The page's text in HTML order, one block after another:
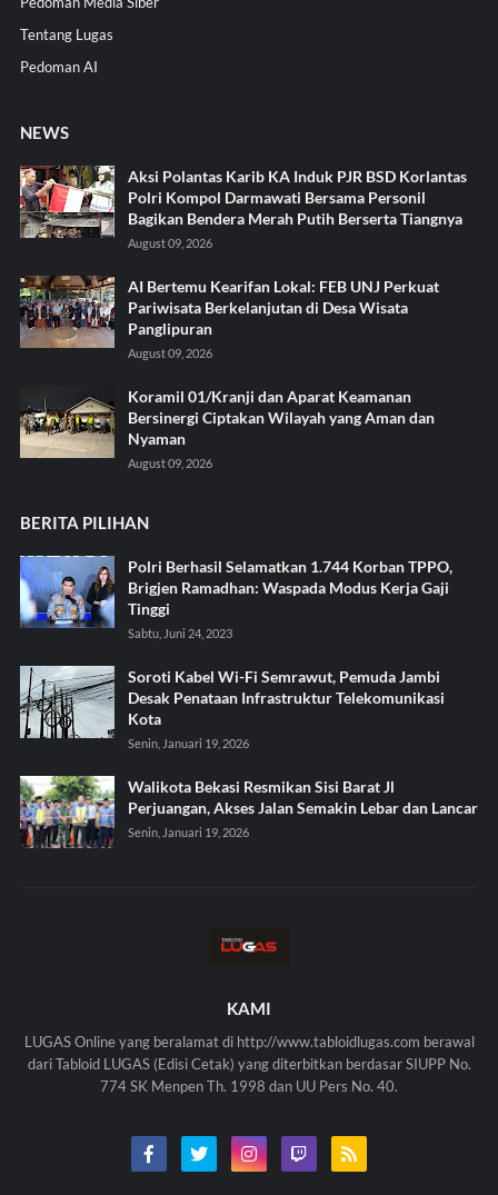
Tentang Lugas
Pedoman AI
NEWS
Aksi Polantas Karib KA Induk PJR BSD Korlantas
Polri Kompol Darmawati Bersama Personil
Bagikan Bendera Merah Putih Berserta Tiangnya
August 09, 2026
AI Bertemu Kearifan Lokal: FEB UNJ Perkuat
Pariwisata Berkelanjutan di Desa Wisata
Panglipuran
August 09, 2026
Koramil 01/Kranji dan Aparat Keamanan
Bersinergi Ciptakan Wilayah yang Aman dan
Nyaman
August 09, 2026
BERITA PILIHAN
Polri Berhasil Selamatkan 1.744 Korban TPPO,
Brigjen Ramadhan: Waspada Modus Kerja Gaji
Tinggi
Sabtu, Juni 24, 2023
Soroti Kabel Wi-Fi Semrawut, Pemuda Jambi
Desak Penataan Infrastruktur Telekomunikasi
Kota
Senin, Januari 19, 2026
Walikota Bekasi Resmikan Sisi Barat Jl
Perjuangan, Akses Jalan Semakin Lebar dan Lancar
Senin, Januari 19, 2026
KAMI
LUGAS Online yang beralamat di http://www.tabloidlugas.com berawal
dari Tabloid LUGAS (Edisi Cetak) yang diterbitkan berdasar SIUPP No.
774 SK Menpen Th. 1998 dan UU Pers No. 40.